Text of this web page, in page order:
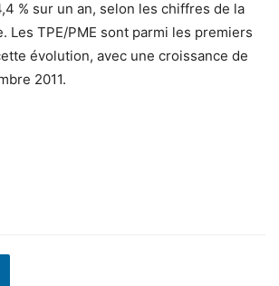
% sur un an, selon les chiffres de la
Les TPE/PME sont parmi les premiers
évolution, avec une croissance de
2011.